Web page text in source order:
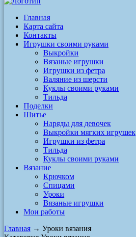
Главная
Карта сайта
Контакты
Игрушки своими руками
Выкройки
Вязаные игрушки
Игрушки из фетра
Валяние из шерсти
Куклы своими руками
Тильда
Поделки
Шитье
Наряды для девочек
Выкройки мягких игрушек
Игрушки из фетра
Тильда
Куклы своими руками
Вязание
Крючком
Спицами
Уроки
Вязаные игрушки
Мои работы
Главная → Уроки вязания